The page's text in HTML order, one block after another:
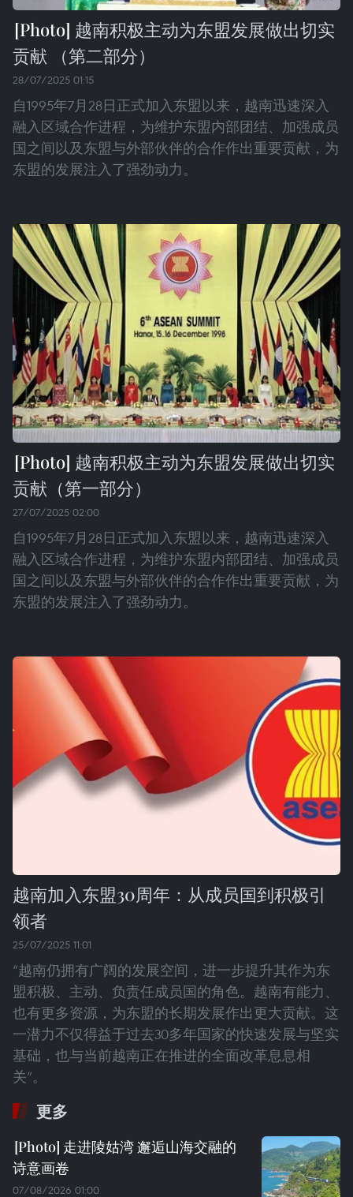
越南积极主动为东盟发展做出切实
贡献 （第二部分）
28/07/2025 01:15
自1995年7月28日正式加入东盟以来，越南迅速深入
融入区域合作进程，为维护东盟内部团结、加强成员
国之间以及东盟与外部伙伴的合作作出重要贡献，为
东盟的发展注入了强劲动力。
越南积极主动为东盟发展做出切实
贡献（第一部分）
27/07/2025 02:00
自1995年7月28日正式加入东盟以来，越南迅速深入
融入区域合作进程，为维护东盟内部团结、加强成员
国之间以及东盟与外部伙伴的合作作出重要贡献，为
东盟的发展注入了强劲动力。
越南加入东盟30周年：从成员国到积极引
领者
25/07/2025 11:01
“越南仍拥有广阔的发展空间，进一步提升其作为东
盟积极、主动、负责任成员国的角色。越南有能力、
也有更多资源，为东盟的长期发展作出更大贡献。这
一潜力不仅得益于过去30多年国家的快速发展与坚实
基础，也与当前越南正在推进的全面改革息息相
关”。
更多
走进陵姑湾 邂逅山海交融的
诗意画卷
07/08/2026 01:00